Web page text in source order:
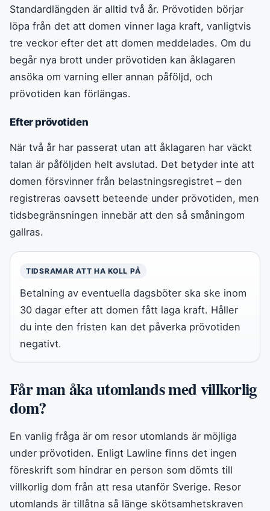
Standardlängden är alltid två år. Prövotiden börjar
löpa från det att domen vinner laga kraft, vanligtvis
tre veckor efter det att domen meddelades. Om du
begår nya brott under prövotiden kan åklagaren
ansöka om varning eller annan påföljd, och
prövotiden kan förlängas.
Efter prövotiden
När två år har passerat utan att åklagaren har väckt
talan är påföljden helt avslutad. Det betyder inte att
domen försvinner från belastningsregistret – den
registreras oavsett beteende under prövotiden, men
tidsbegränsningen innebär att den så småningom
gallras.
TIDSRAMAR ATT HA KOLL PÅ
Betalning av eventuella dagsböter ska ske inom
30 dagar efter att domen fått laga kraft. Håller
du inte den fristen kan det påverka prövotiden
negativt.
Får man åka utomlands med villkorlig
dom?
En vanlig fråga är om resor utomlands är möjliga
under prövotiden. Enligt Lawline finns det ingen
föreskrift som hindrar en person som dömts till
villkorlig dom från att resa utanför Sverige. Resor
utomlands är tillåtna så länge skötsamhetskraven